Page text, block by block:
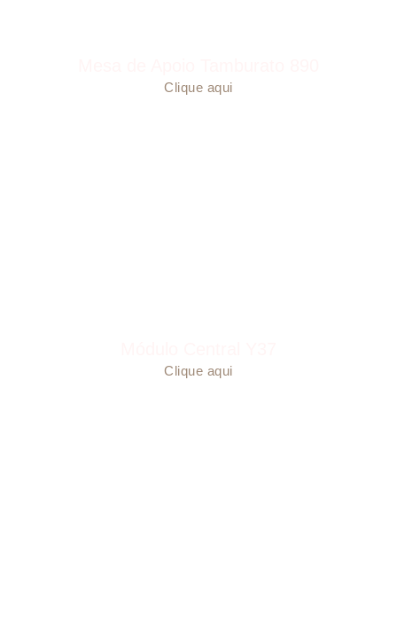
Clique aqui
Clique aqui